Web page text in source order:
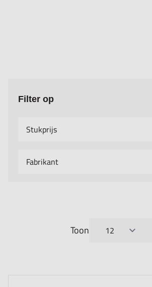
Filter op
Stukprijs
Fabrikant
Toon
per pagina